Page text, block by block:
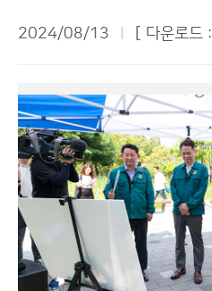
2024/08/13 [ 다운로드 :